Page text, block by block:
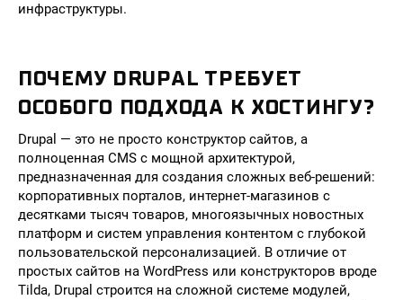
инфраструктуры.
ПОЧЕМУ DRUPAL ТРЕБУЕТ
ОСОБОГО ПОДХОДА К ХОСТИНГУ?
Drupal — это не просто конструктор сайтов, а
полноценная CMS с мощной архитектурой,
предназначенная для создания сложных веб-решений:
корпоративных порталов, интернет-магазинов с
десятками тысяч товаров, многоязычных новостных
платформ и систем управления контентом с глубокой
пользовательской персонализацией. В отличие от
простых сайтов на WordPress или конструкторов вроде
Tilda, Drupal строится на сложной системе модулей,